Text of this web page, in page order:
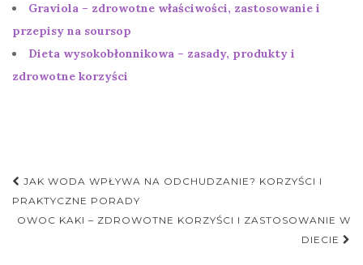
Graviola – zdrowotne właściwości, zastosowanie i
przepisy na soursop
Dieta wysokobłonnikowa – zasady, produkty i
zdrowotne korzyści
Nawigacja
postu
JAK WODA WPŁYWA NA ODCHUDZANIE? KORZYŚCI I
PRAKTYCZNE PORADY
OWOC KAKI – ZDROWOTNE KORZYŚCI I ZASTOSOWANIE W
DIECIE